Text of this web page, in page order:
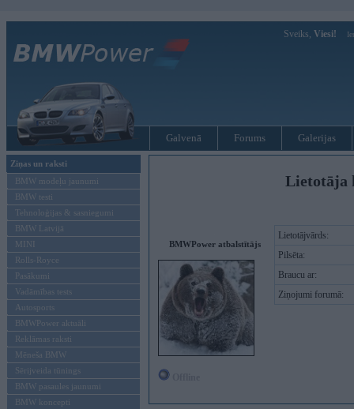
Sveiks, Viesi!
Galvenā Forums Galerijas
Ziņas un raksti
BMW modeļu jaunumi
BMW testi
Tehnoloģijas & sasniegumi
BMW Latvijā
MINI
Rolls-Royce
Pasākumi
Vadāmības tests
Autosports
BMWPower aktuāli
Reklāmas raksti
Mēneša BMW
Sērijveida tūnings
BMW pasaules jaunumi
BMW koncepti
Lietotāja
BMWPower atbalstītājs
Lietotājvārds:
Pilsēta:
Braucu ar:
Ziņojumi forumā: